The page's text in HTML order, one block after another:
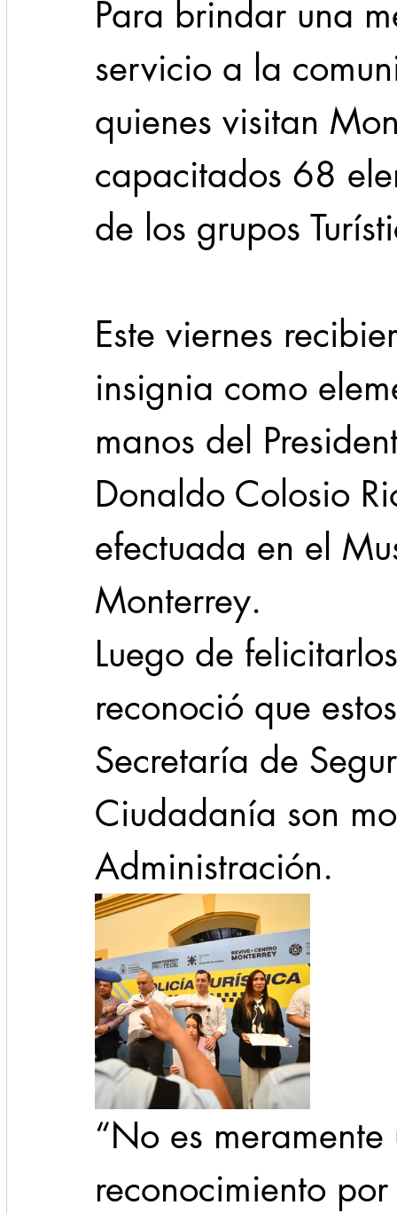
Para brindar una
servicio a la
quienes visitan
capacitados 68
de los grupos
Este viernes
insignia como
manos del
Donaldo Colosio
efectuada en el
Monterrey.
Luego de
reconoció que
Secretaría de
Ciudadanía son
Administración.
“No es
reconocimiento